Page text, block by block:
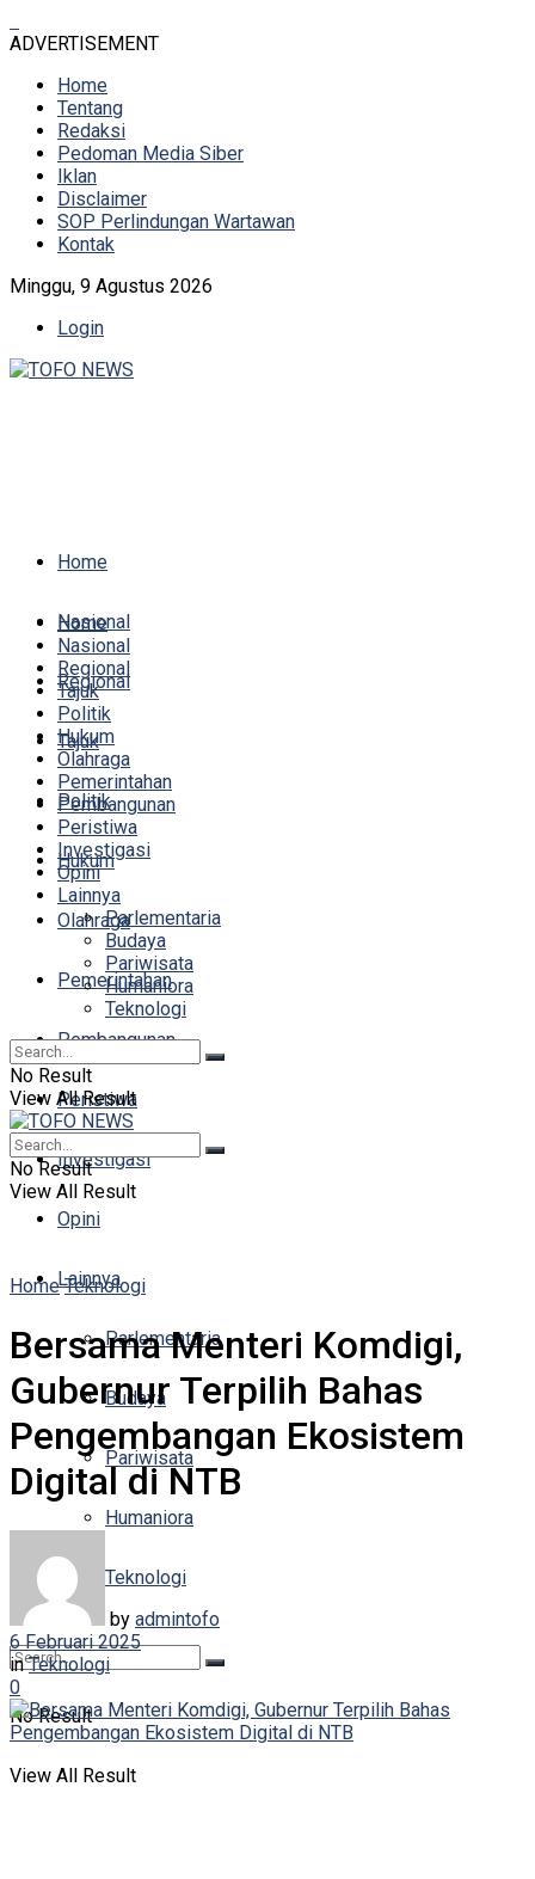
ADVERTISEMENT
Home
Tentang
Redaksi
Pedoman Media Siber
Iklan
Disclaimer
SOP Perlindungan Wartawan
Kontak
Minggu, 9 Agustus 2026
Login
Home
Nasional
Regional
Tajuk
Politik
Hukum
Olahraga
Pemerintahan
Pembangunan
Peristiwa
Investigasi
Opini
Lainnya
Parlementaria
Budaya
Pariwisata
Humaniora
Teknologi
No Result
View All Result
Home
Nasional
Regional
Tajuk
Politik
Hukum
Olahraga
Pemerintahan
Pembangunan
Peristiwa
Investigasi
Opini
Lainnya
Parlementaria
Budaya
Pariwisata
Humaniora
Teknologi
No Result
View All Result
No Result
View All Result
Home Teknologi
Bersama Menteri Komdigi,
Gubernur Terpilih Bahas
Pengembangan Ekosistem
Digital di NTB
by admintofo
6 Februari 2025
in Teknologi
0